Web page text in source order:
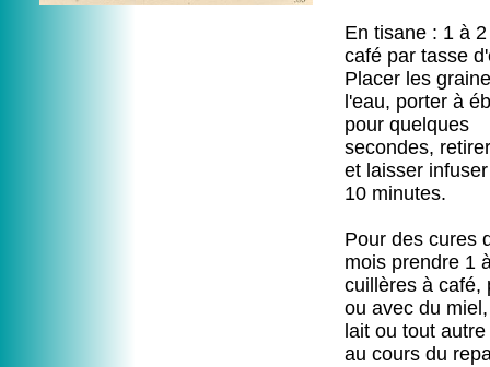
En tisane : 1 à
café par tasse
Placer les
l'eau, porter à
pour quelques
secondes,
et laisser
10 minutes.
Pour des cures
mois prendre 1
cuillères à café,
ou avec du
lait ou tout
au cours du